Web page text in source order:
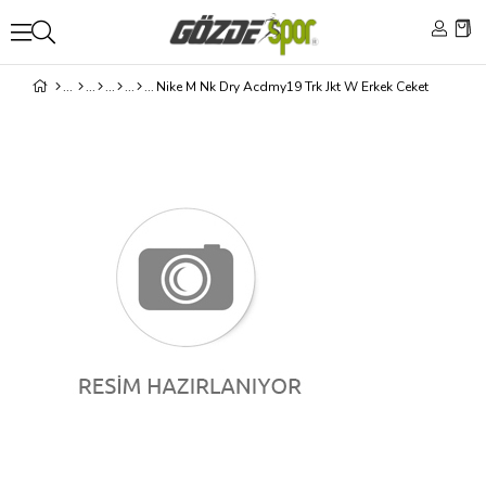
Nike M Nk Dry Acdmy19 Trk Jkt W Erkek Ceket